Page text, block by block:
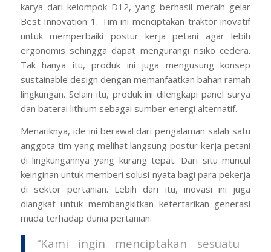
karya dari kelompok D12, yang berhasil meraih gelar
Best Innovation 1. Tim ini menciptakan traktor inovatif
untuk memperbaiki postur kerja petani agar lebih
ergonomis sehingga dapat mengurangi risiko cedera.
Tak hanya itu, produk ini juga mengusung konsep
sustainable design dengan memanfaatkan bahan ramah
lingkungan. Selain itu, produk ini dilengkapi panel surya
dan baterai lithium sebagai sumber energi alternatif.
Menariknya, ide ini berawal dari pengalaman salah satu
anggota tim yang melihat langsung postur kerja petani
di lingkungannya yang kurang tepat. Dari situ muncul
keinginan untuk memberi solusi nyata bagi para pekerja
di sektor pertanian. Lebih dari itu, inovasi ini juga
diangkat untuk membangkitkan ketertarikan generasi
muda terhadap dunia pertanian.
“Kami ingin menciptakan sesuatu